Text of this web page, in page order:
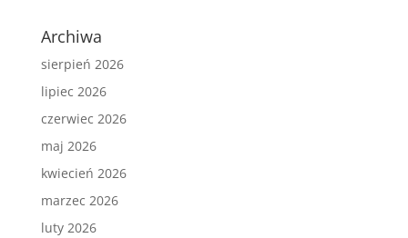
Archiwa
sierpień 2026
lipiec 2026
czerwiec 2026
maj 2026
kwiecień 2026
marzec 2026
luty 2026